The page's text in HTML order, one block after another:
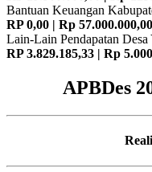
Bantuan Keuangan
RP 0,00 | Rp 57.000.000,00
Lain-Lain Pendapatan Desa
RP 3.829.185,33 | Rp
APBDes